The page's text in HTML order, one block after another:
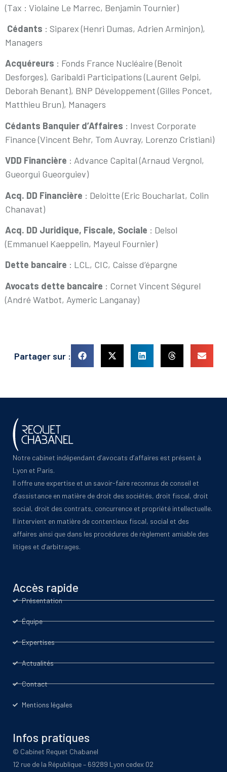
(Tax : Violaine Le Marrec, Benjamin Tournier)
Cédants : Siparex (Henri Dumas, Adrien Arminjon),
Managers
Acquéreurs : Fonds France Nucléaire (Benoit
Desforges), Garibaldi Participations (Laurent Gelpi,
Deborah Benant), BNP Développement (Gilles Poncet,
Matthieu Brun), Managers
Cédants Banquier d’Affaires : Invest Corporate
Finance (Vincent Behr, Tom Auvray, Lorenzo Cristiani)
VDD Financière : Advance Capital (Arnaud Vergnol,
Gueorgui Gueorguiev)
Acq. DD Financière : Deloitte (Eric Boucharlat, Colin
Chanavat)
Acq. DD Juridique, Fiscale, Sociale : Delsol
(Emmanuel Kaeppelin, Mayeul Fournier)
Dette bancaire : LCL, CIC, Caisse d’épargne
Avocats dette bancaire : Cornet Vincent Ségurel
(André Watbot, Aymeric Langanay)
Partager sur :
Notre cabinet indépendant d’avocats d’affaires est présent à
Lyon et Paris.
Il offre une expertise et un savoir-faire reconnus de conseil et
d’assistance en matière de droit des sociétés, droit fiscal, droit
social, droit des contrats, concurrence et propriété intellectuelle.
Il intervient en matière de contentieux fiscal, social et des
affaires ainsi que dans les procédures de règlement amiable des
litiges et d’arbitrages.
Accès rapide
Présentation
Équipe
Expertises
Actualités
Contact
Mentions légales
Infos pratiques
© Cabinet Requet Chabanel
12 rue de la République – 69289 Lyon cedex 02